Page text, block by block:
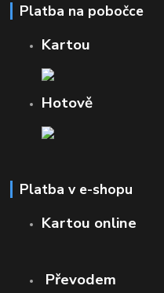
Platba na pobočce
Kartou
Hotově
Platba v e-shopu
Kartou online
Převodem